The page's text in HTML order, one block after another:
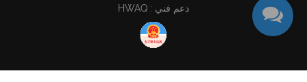
دعم فني : HWAQ